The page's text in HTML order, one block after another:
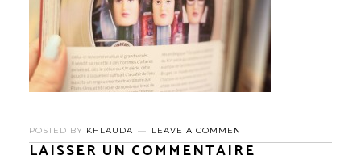
POSTED BY KHLAUDA LEAVE A COMMENT
LAISSER UN COMMENTAIRE